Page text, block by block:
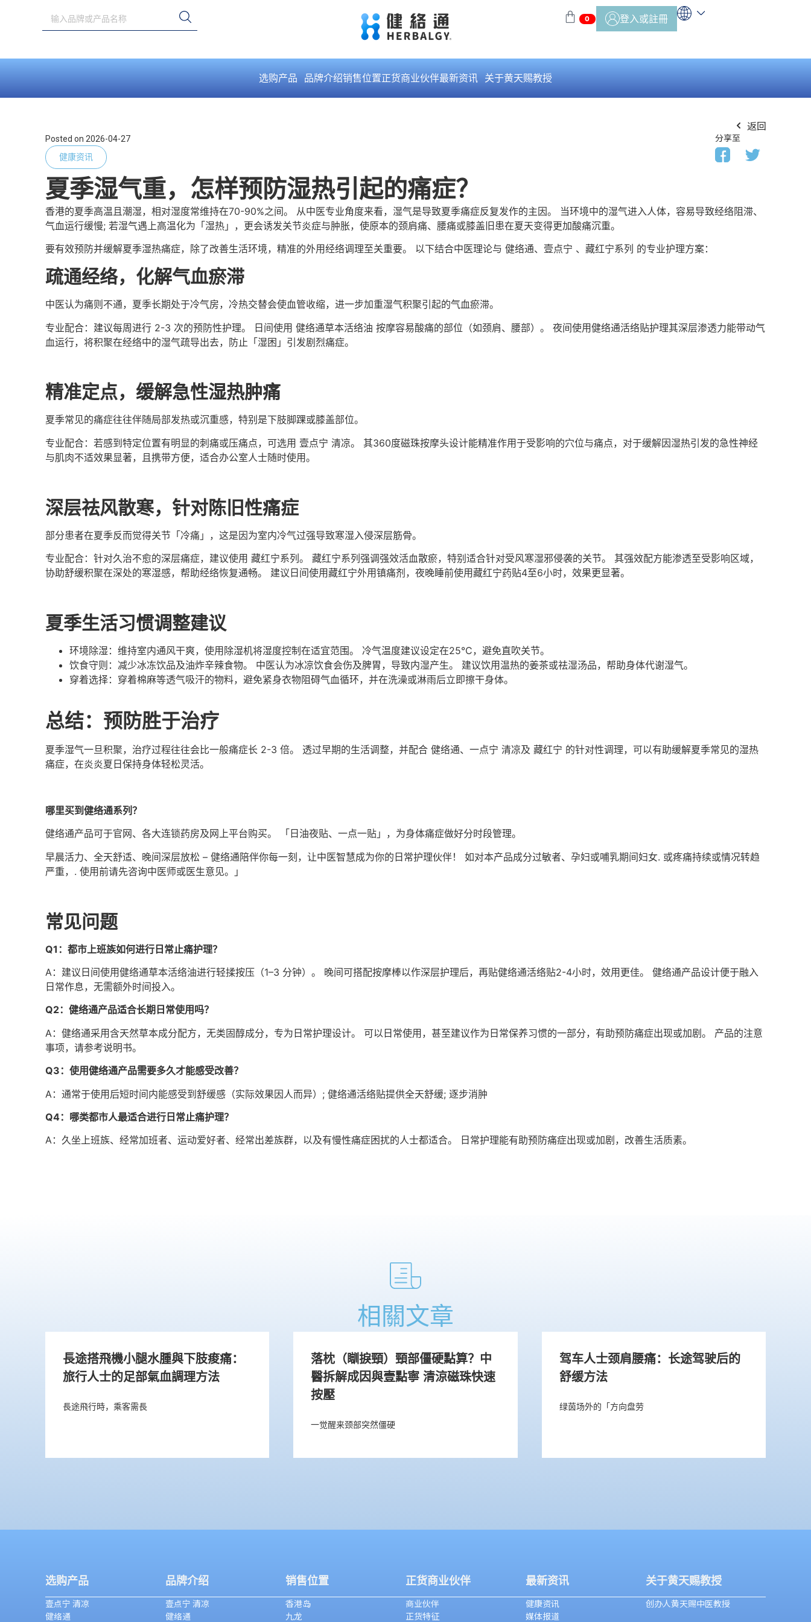
0 登入或註冊
选购产品 品牌介绍销售位置正货商业伙伴最新资讯 关于黄天赐教授
返回
Posted on 2026-04-27
健康资讯
分享至
夏季湿气重，怎样预防湿热引起的痛症？
香港的夏季高温且潮湿，相对湿度常维持在70-90%之间。 从中医专业角度来看，湿气是导致夏季痛症反复发作的主因。 当环境中的湿气进入人体，容易导致经络阻滞、
气血运行缓慢; 若湿气遇上高温化为「湿热」，更会诱发关节炎症与肿胀，使原本的颈肩痛、腰痛或膝盖旧患在夏天变得更加酸痛沉重。
要有效预防并缓解夏季湿热痛症，除了改善生活环境，精准的外用经络调理至关重要。 以下结合中医理论与 健络通、壹点宁 、藏红宁系列 的专业护理方案：
疏通经络，化解气血瘀滞
中医认为痛则不通，夏季长期处于冷气房，冷热交替会使血管收缩，进一步加重湿气积聚引起的气血瘀滞。
专业配合：建议每周进行 2-3 次的预防性护理。 日间使用 健络通草本活络油 按摩容易酸痛的部位（如颈肩、腰部）。 夜间使用健络通活络贴护理其深层渗透力能带动气
血运行，将积聚在经络中的湿气疏导出去，防止「湿困」引发剧烈痛症。
精准定点，缓解急性湿热肿痛
夏季常见的痛症往往伴随局部发热或沉重感，特别是下肢脚踝或膝盖部位。
专业配合：若感到特定位置有明显的刺痛或压痛点，可选用 壹点宁 清凉。 其360度磁珠按摩头设计能精准作用于受影响的穴位与痛点，对于缓解因湿热引发的急性神经
与肌肉不适效果显著，且携带方便，适合办公室人士随时使用。
深层祛风散寒，针对陈旧性痛症
部分患者在夏季反而觉得关节「冷痛」，这是因为室内冷气过强导致寒湿入侵深层筋骨。
专业配合：针对久治不愈的深层痛症，建议使用 藏红宁系列。 藏红宁系列强调强效活血散瘀，特别适合针对受风寒湿邪侵袭的关节。 其强效配方能渗透至受影响区域，
协助舒缓积聚在深处的寒湿感，帮助经络恢复通畅。 建议日间使用藏红宁外用镇痛剂，夜晚睡前使用藏红宁药贴4至6小时，效果更显著。
夏季生活习惯调整建议
环境除湿：维持室内通风干爽，使用除湿机将湿度控制在适宜范围。 冷气温度建议设定在25°C，避免直吹关节。
饮食守则：减少冰冻饮品及油炸辛辣食物。 中医认为冰凉饮食会伤及脾胃，导致内湿产生。 建议饮用温热的姜茶或祛湿汤品，帮助身体代谢湿气。
穿着选择：穿着棉麻等透气吸汗的物料，避免紧身衣物阻碍气血循环，并在洗澡或淋雨后立即擦干身体。
总结：预防胜于治疗
夏季湿气一旦积聚，治疗过程往往会比一般痛症长 2-3 倍。 透过早期的生活调整，并配合 健络通、一点宁 清凉及 藏红宁 的针对性调理，可以有助缓解夏季常见的湿热
痛症，在炎炎夏日保持身体轻松灵活。
哪里买到健络通系列？
健络通产品可于官网、各大连锁药房及网上平台购买。 「日油夜贴、一点一贴」，为身体痛症做好分时段管理。
早晨活力、全天舒适、晚间深层放松 – 健络通陪伴你每一刻，让中医智慧成为你的日常护理伙伴！ 如对本产品成分过敏者、孕妇或哺乳期间妇女. 或疼痛持续或情况转趋
严重，. 使用前请先咨询中医师或医生意见。」
常见问题
Q1：都市上班族如何进行日常止痛护理？
A：建议日间使用健络通草本活络油进行轻揉按压（1–3 分钟）。 晚间可搭配按摩棒以作深层护理后，再贴健络通活络贴2-4小时，效用更佳。 健络通产品设计便于融入
日常作息，无需额外时间投入。
Q2：健络通产品适合长期日常使用吗？
A：健络通采用含天然草本成分配方，无类固醇成分，专为日常护理设计。 可以日常使用，甚至建议作为日常保养习惯的一部分，有助预防痛症出现或加剧。 产品的注意
事项，请参考说明书。
Q3：使用健络通产品需要多久才能感受改善？
A：通常于使用后短时间内能感受到舒缓感（实际效果因人而异）; 健络通活络贴提供全天舒缓; 逐步消肿
Q4：哪类都市人最适合进行日常止痛护理？
A：久坐上班族、经常加班者、运动爱好者、经常出差族群，以及有慢性痛症困扰的人士都适合。 日常护理能有助预防痛症出现或加剧，改善生活质素。
相關文章
長途搭飛機小腿水腫與下肢痠痛：
旅行人士的足部氣血調理方法
長途飛行時，乘客需長
落枕（瞓捩頸）頸部僵硬點算？中
醫拆解成因與壹點寧 清涼磁珠快速
按壓
一觉醒来颈部突然僵硬
驾车人士颈肩腰痛：长途驾驶后的
舒缓方法
绿茵场外的「方向盘劳
选购产品
壹点宁 清凉
健络通
品牌介绍
壹点宁 清凉
健络通
销售位置
香港岛
九龙
正货商业伙伴
商业伙伴
正货特征
最新资讯
健康资讯
媒体报道
关于黄天赐教授
创办人黄天赐中医教授